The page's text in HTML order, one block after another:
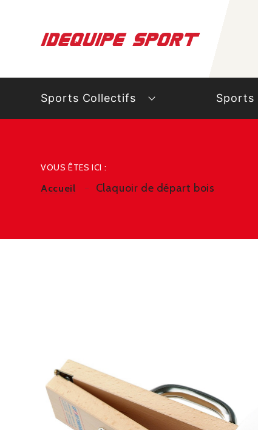
Sports Collectifs Sports
VOUS ÊTES ICI :
Accueil Claquoir de départ bois